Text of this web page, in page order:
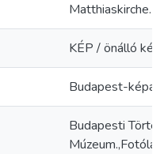
Matthiaskirche.
KÉP / önálló kép
Budapest-
Budapesti